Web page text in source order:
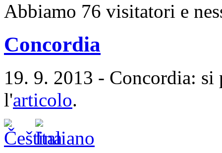
Abbiamo 76 visitatori e
Concordia
19. 9. 2013 - Concordia: si
l'articolo.